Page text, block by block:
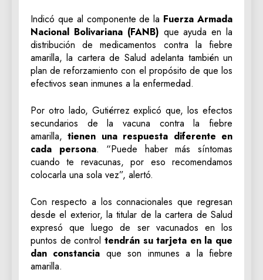
Indicó que al componente de la Fuerza Armada
Nacional Bolivariana (FANB) que ayuda en la
distribución de medicamentos contra la fiebre
amarilla, la cartera de Salud adelanta también un
plan de reforzamiento con el propósito de que los
efectivos sean inmunes a la enfermedad.
Por otro lado, Gutiérrez explicó que, los efectos
secundarios de la vacuna contra la fiebre
amarilla,tienen una respuesta diferente en
cada persona. “Puede haber más síntomas
cuando te revacunas, por eso recomendamos
colocarla una sola vez”, alertó.
Con respecto a los connacionales que regresan
desde el exterior, la titular de la cartera de Salud
expresó que luego de ser vacunados en los
puntos de control tendrán su tarjeta en la que
dan constancia que son inmunes a la fiebre
amarilla.